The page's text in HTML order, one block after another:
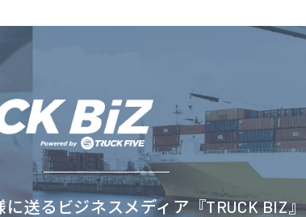
送るビジネスメディア『TRUCK BIZ』